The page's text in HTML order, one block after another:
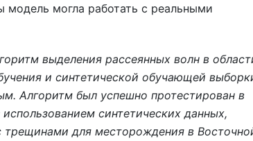
модель могла работать с реальными
выделения рассеянных волн в
и синтетической обучающей
Алгоритм был успешно протестирован в
синтетических данных,
трещинами для месторождения в